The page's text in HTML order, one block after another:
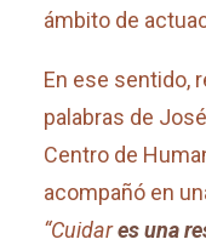
ámbito de
En ese sentido,
palabras de
Centro de
acompañó en
“Cuidares una